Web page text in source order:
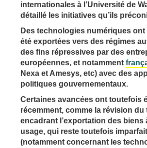
internationales à l’Université de
détaillé les initiatives qu’ils
Des technologies numériques
été exportées vers des régimes
des fins répressives par des
européennes, et notamment
Nexa et Amesys, etc) avec des
politiques gouvernementaux.
Certaines avancées ont toutefois
récemment, comme la révision du
encadrant l’exportation des biens
usage, qui reste toutefois
(notamment concernant les